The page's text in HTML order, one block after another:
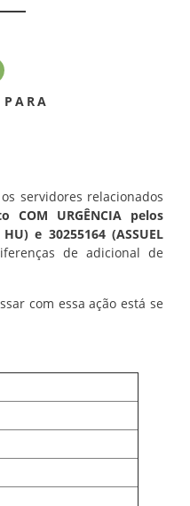
servidores relacionados
COM URGÊNCIA pelos
e 30255164 (ASSUEL
de adicional de
com essa ação está se